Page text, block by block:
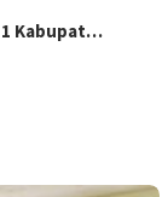
1 Kabupat…